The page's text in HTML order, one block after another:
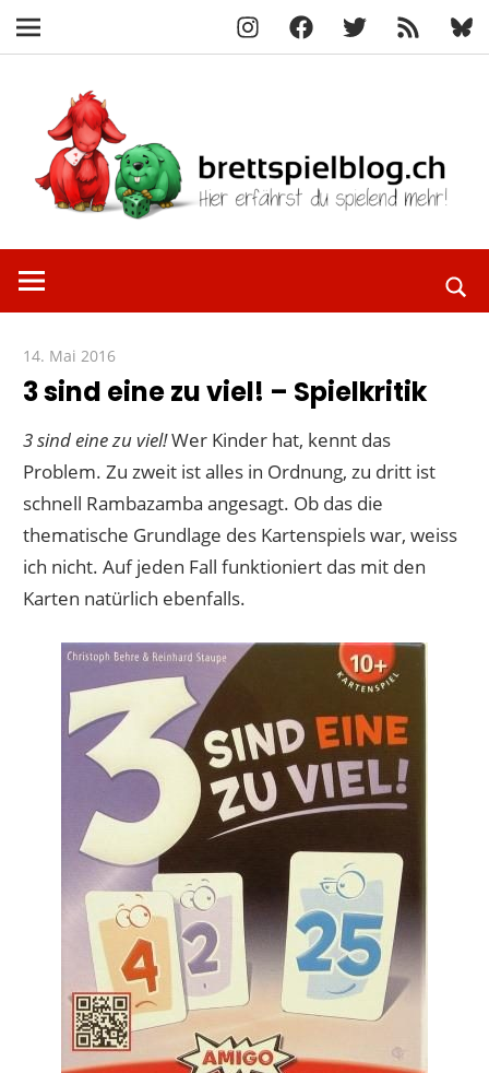
InstagramFacebook
X
RSS-
Feed
Navigation
springen
erfährst
mehr!
14. Mai 2016
3 sind eine zu viel! – Spielkritik
3 sind eine zu viel!Wer Kinder hat, kennt das
Problem. Zu zweit ist alles in Ordnung, zu dritt ist
schnell Rambazamba angesagt. Ob das die
thematische Grundlage des Kartenspiels war, weiss
ich nicht. Auf jeden Fall funktioniert das mit den
Karten natürlich ebenfalls.